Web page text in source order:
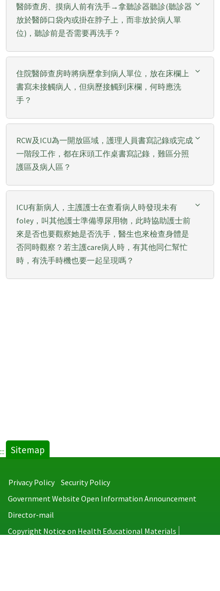
醫師查房、摸病人前有洗手→拿聽診器聽診(聽診器
放於醫師口袋內或掛在脖子上，而非放於病人單
位)，聽診前是否需要再洗手？
住院醫師查房時將病歷拿到病人單位，放在床欄上
書寫未接觸病人，但病歷接觸到床欄，何時應洗
手？
RCW及ICU為一開放區域，護理人員書寫記錄或完成
一階段工作，都在床頭工作桌書寫記錄，難區分照
護區及病人區？
ICU有新病人，主護護士在查看病人時發現未有
foley，叫其他護士準備導尿用物，此時協助護士前
來是否也要觀察她是否洗手，醫生也來檢查身體是
否同時觀察？若主護care病人時，有其他同仁幫忙
時，有洗手時機也要一起呈現嗎？
::: Sitemap
Privacy Policy
Security Policy
Government Website Open Information Announcement
Director-mail
Copyright Notice on Health Educational Materials